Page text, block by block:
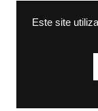
Este site
produto